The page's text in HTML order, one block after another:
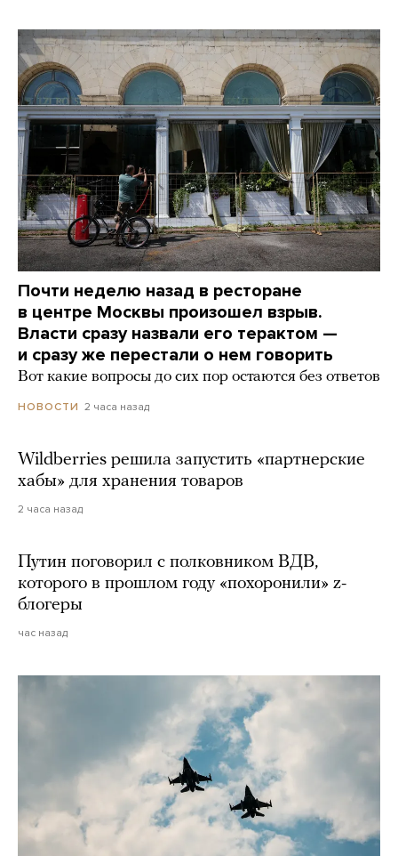
Почти неделю назад в ресторане
в центре Москвы произошел взрыв.
Власти сразу назвали его терактом —
и сразу же перестали о нем говорить
Вот какие вопросы до сих пор остаются без ответов
НОВОСТИ 2 часа назад
Wildberries решила запустить «партнерские
хабы» для хранения товаров
2 часа назад
Путин поговорил с полковником ВДВ,
которого в прошлом году «похоронили» z-
блогеры
час назад